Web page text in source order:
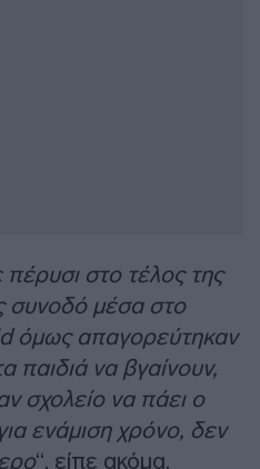
στο τέλος της
συνοδό μέσα στο
όμως απαγορεύτηκαν
παιδιά να βγαίνουν,
σχολείο να πάει ο
ενάμιση χρόνο, δεν
“, είπε ακόμα.